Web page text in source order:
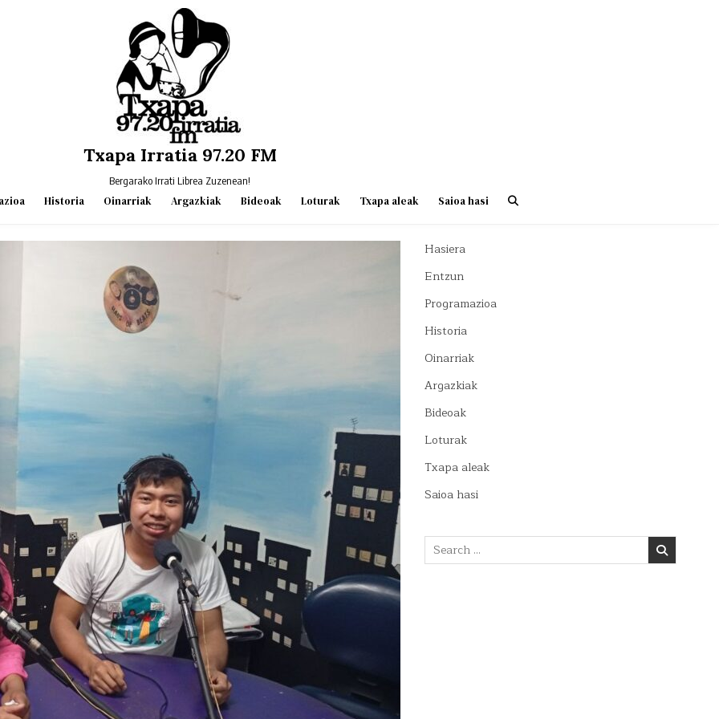
Txapa Irratia 97.20 FM
Bergarako Irrati Librea Zuzenean!
Historia Oinarriak Argazkiak Bideoak Loturak Txapa aleak Saioa hasi
Hasiera
Entzun
Programazioa
Historia
Oinarriak
Argazkiak
Bideoak
Loturak
Txapa aleak
Saioa hasi
Search
for: